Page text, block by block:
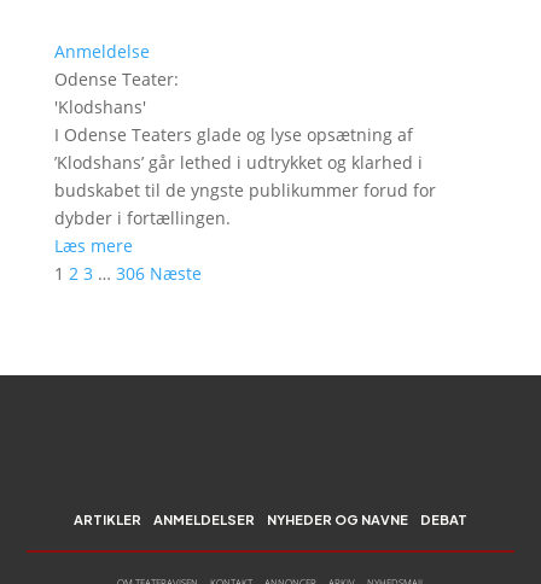
Anmeldelse
Odense Teater:
'Klodshans'
I Odense Teaters glade og lyse opsætning af
’Klodshans’ går lethed i udtrykket og klarhed i
budskabet til de yngste publikummer forud for
dybder i fortællingen.
Læs mere
1 2 3 … 306 Næste
ARTIKLER ANMELDELSER NYHEDER OG NAVNE DEBAT